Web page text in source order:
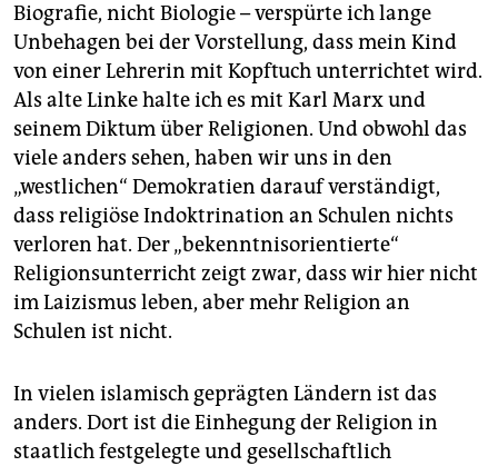
Biografie, nicht Biologie – verspürte ich lange
Unbehagen bei der Vorstellung, dass mein Kind
von einer Lehrerin mit Kopftuch unterrichtet wird.
Als alte Linke halte ich es mit Karl Marx und
seinem Diktum über Religionen. Und obwohl das
viele anders sehen, haben wir uns in den
„westlichen“ Demokratien darauf verständigt,
dass religiöse Indoktrination an Schulen nichts
verloren hat. Der „bekenntnisorientierte“
Religionsunterricht zeigt zwar, dass wir hier nicht
im Laizismus leben, aber mehr Religion an
Schulen ist nicht.
In vielen islamisch geprägten Ländern ist das
anders. Dort ist die Einhegung der Religion in
staatlich festgelegte und gesellschaftlich